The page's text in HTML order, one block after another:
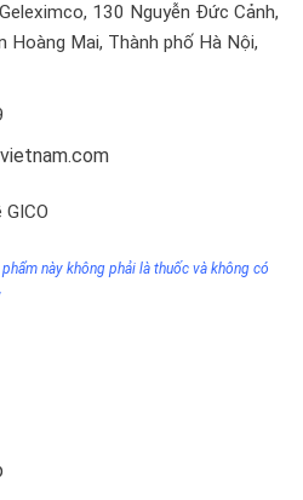
130 Nguyễn Đức Cảnh,
Hoàng Mai, Thành phố Hà Nội,
này không phải là thuốc và không có